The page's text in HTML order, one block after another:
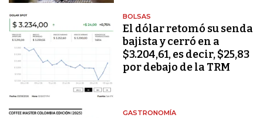
BOLSAS
El dólar retomó su senda
bajista y cerró en a
$3.204,61, es decir, $25,83
por debajo de la TRM
GASTRONOMÍA